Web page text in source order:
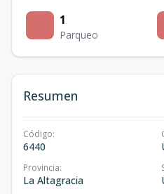
1
Parqueo
Resumen
Código:
6440
Provincia:
La Altagracia